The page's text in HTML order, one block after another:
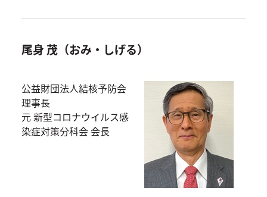
尾身 茂（おみ・しげる）
公益財団法人結核予防会
理事長
元 新型コロナウイルス感
染症対策分科会 会長